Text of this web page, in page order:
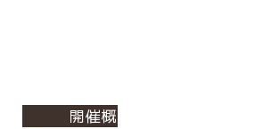
開催概